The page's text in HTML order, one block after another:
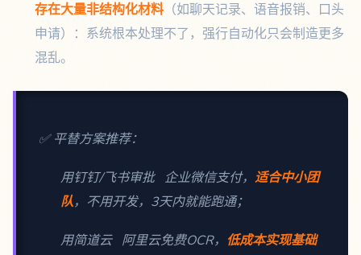
存在大量非结构化材料 （如聊天记录、语音报销、口头
申请）：系统根本处理不了，强行自动化只会制造更多
混乱。
✅ 平替方案推荐：
用钉钉/飞书审批 企业微信支付， 适合中小团
队，不用开发，3天内就能跑通；
用简道云 阿里云免费OCR， 低成本实现基础